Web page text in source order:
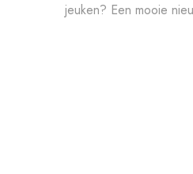
jeuken? Een mooie